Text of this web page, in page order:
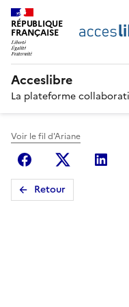
RÉPUBLIQUE
FRANÇAISE
Acceslibre
La plateforme
Voir le fil d'Ariane
FacebookX
Retour